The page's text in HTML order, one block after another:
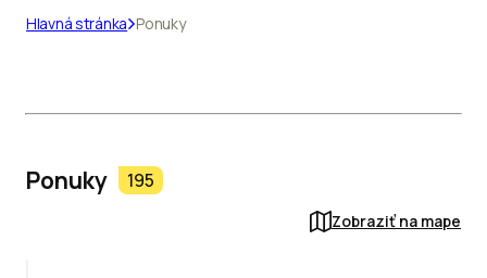
Hlavná stránka Ponuky
Ponuky 195
Zobraziť na mape